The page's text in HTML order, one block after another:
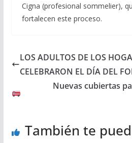
Cigna (profesional sommelier),
fortalecen este proceso.
LOS ADULTOS DE LOS
CELEBRARON EL DÍA DEL
Nuevas cubiertas
También te